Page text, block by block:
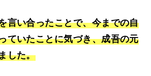
言い合ったことで、今までの自
ていたことに気づき、成吾の元
した。